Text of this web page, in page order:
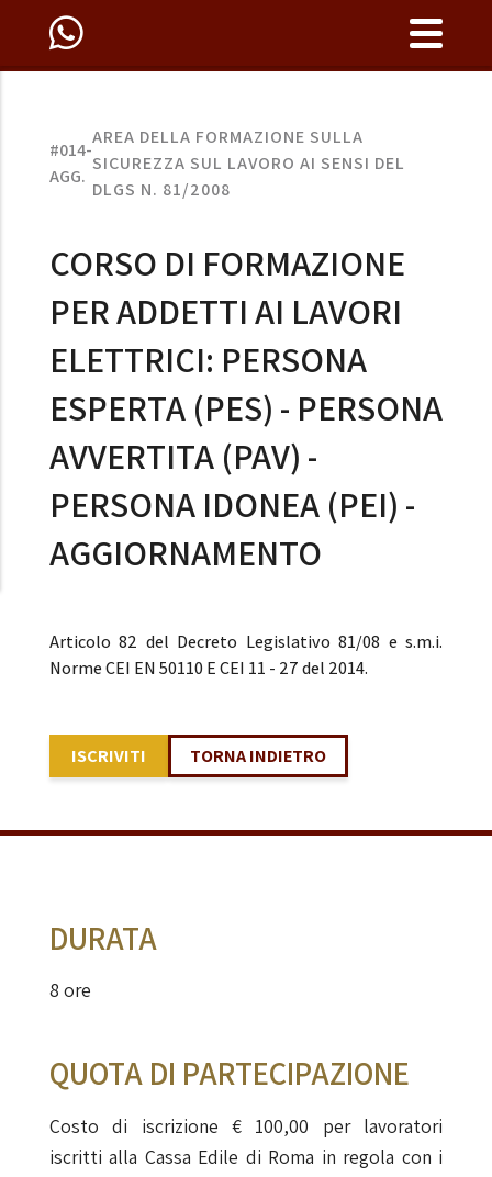
#014-
AGG.
AREA DELLA FORMAZIONE SULLA
SICUREZZA SUL LAVORO AI SENSI DEL
DLGS N. 81/2008
CORSO DI FORMAZIONE
PER ADDETTI AI LAVORI
ELETTRICI: PERSONA
ESPERTA (PES) - PERSONA
AVVERTITA (PAV) -
PERSONA IDONEA (PEI) -
AGGIORNAMENTO
Articolo 82 del Decreto Legislativo 81/08 e s.m.i.
Norme CEI EN 50110 E CEI 11 - 27 del 2014.
ISCRIVITI TORNA INDIETRO
DURATA
8 ore
QUOTA DI PARTECIPAZIONE
Costo di iscrizione € 100,00 per lavoratori
iscritti alla Cassa Edile di Roma in regola con i